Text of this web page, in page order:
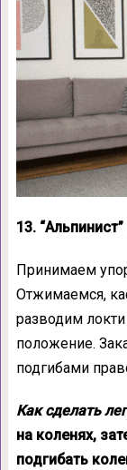
13.
Принимаем
Отжимаемся,
разводим
положение.
подгибами
Как сделать
на коленях,
подгибать